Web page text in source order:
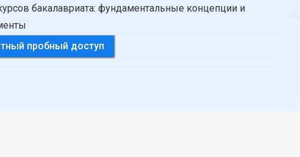
бакалавриата: фундаментальные концепции и
пробный доступ